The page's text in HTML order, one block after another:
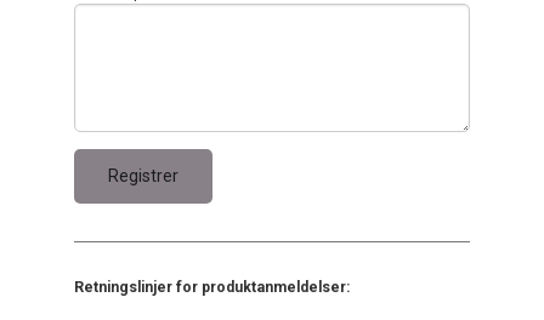
Retningslinjer for produktanmeldelser: